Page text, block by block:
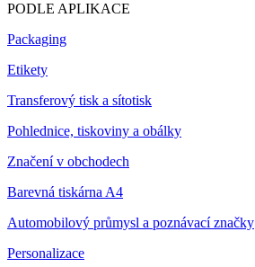
PODLE APLIKACE
Packaging
Etikety
Transferový tisk a sítotisk
Pohlednice, tiskoviny a obálky
Značení v obchodech
Barevná tiskárna A4
Automobilový průmysl a poznávací značky
Personalizace